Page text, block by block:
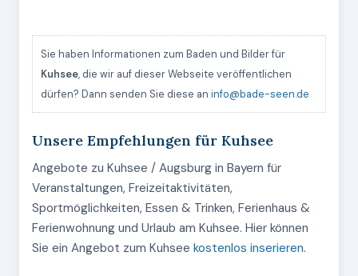
Sie haben Informationen zum Baden und Bilder für
Kuhsee, die wir auf dieser Webseite veröffentlichen
dürfen? Dann senden Sie diese an info@bade-seen.de
Unsere Empfehlungen für Kuhsee
Angebote zu Kuhsee / Augsburg in Bayern für
Veranstaltungen, Freizeitaktivitäten,
Sportmöglichkeiten, Essen & Trinken, Ferienhaus &
Ferienwohnung und Urlaub am Kuhsee. Hier können
Sie ein Angebot zum Kuhsee kostenlos inserieren.